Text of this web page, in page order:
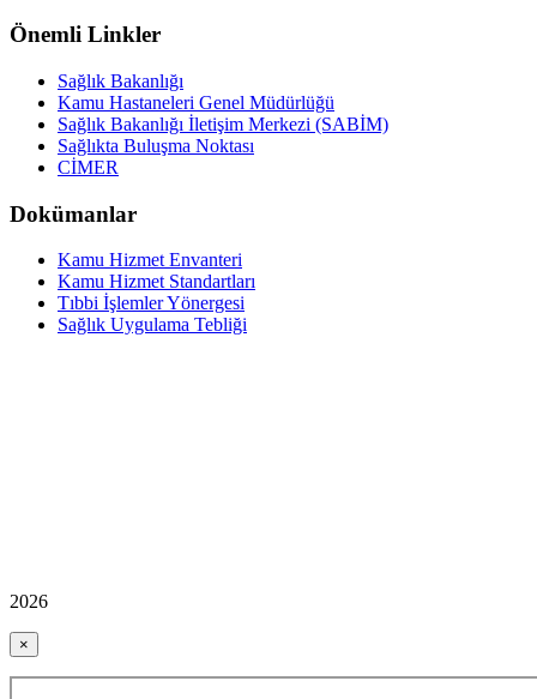
Önemli Linkler
Sağlık Bakanlığı
Kamu Hastaneleri Genel Müdürlüğü
Sağlık Bakanlığı İletişim Merkezi (SABİM)
Sağlıkta Buluşma Noktası
CİMER
Dokümanlar
Kamu Hizmet Envanteri
Kamu Hizmet Standartları
Tıbbi İşlemler Yönergesi
Sağlık Uygulama Tebliği
2026
×